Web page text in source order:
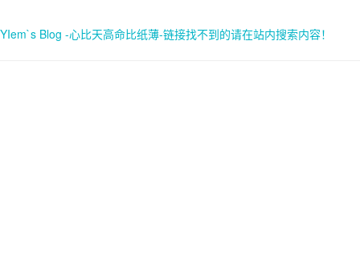
YIem`s Blog -心比天高命比纸薄-链接找不到的请在站内搜索内容！